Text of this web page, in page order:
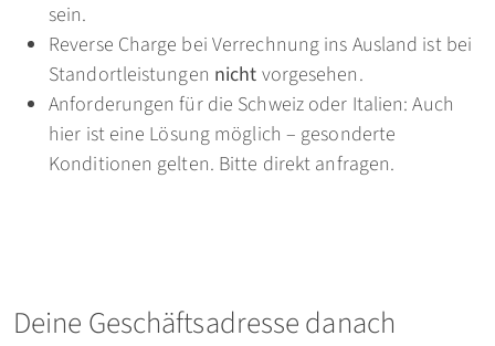
sein.
Reverse Charge bei Verrechnung ins Ausland ist bei
Standortleistungen nicht vorgesehen.
Anforderungen für die Schweiz oder Italien: Auch
hier ist eine Lösung möglich – gesonderte
Konditionen gelten. Bitte direkt anfragen.
Deine Geschäftsadresse danach